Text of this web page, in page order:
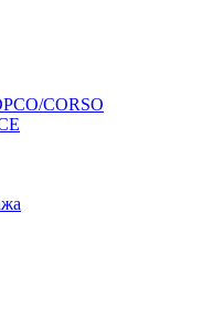
CORSO